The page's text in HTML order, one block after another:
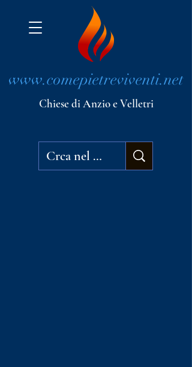
www.comepietreviventi.net
Chiese di Anzio e Velletri